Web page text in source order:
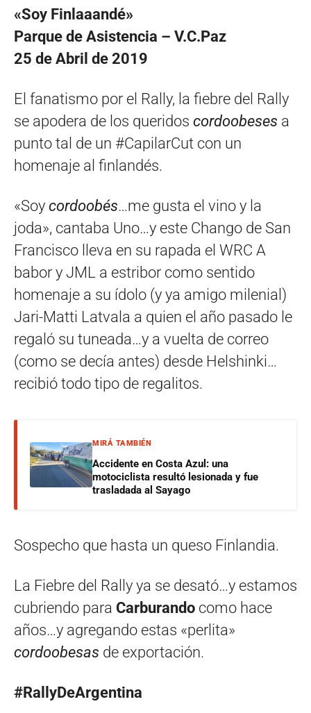
«Soy Finlaaandé»
Parque de Asistencia – V.C.Paz
25 de Abril de 2019
El fanatismo por el Rally, la fiebre del Rally
se apodera de los queridos cordoobeses a
punto tal de un #CapilarCut con un
homenaje al finlandés.
«Soy cordoobés…me gusta el vino y la
joda», cantaba Uno…y este Chango de San
Francisco lleva en su rapada el WRC A
babor y JML a estribor como sentido
homenaje a su ídolo (y ya amigo milenial)
Jari-Matti Latvala a quien el año pasado le
regaló su tuneada…y a vuelta de correo
(como se decía antes) desde Helshinki…
recibió todo tipo de regalitos.
MIRÁ TAMBIÉN
Accidente en Costa Azul: una
motociclista resultó lesionada y fue
trasladada al Sayago
Sospecho que hasta un queso Finlandia.
La Fiebre del Rally ya se desató…y estamos
cubriendo para Carburando como hace
años…y agregando estas «perlita»
cordoobesas de exportación.
#RallyDeArgentina